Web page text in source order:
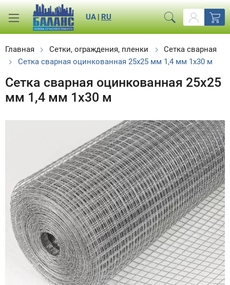
RU
|
UA
Главная Сетки, ограждения, пленки
Сетка сварная
Сетка сварная оцинкованная 25х25 мм 1,4 мм 1х30 м
Сетка сварная оцинкованная 25х25
мм 1,4 мм 1х30 м